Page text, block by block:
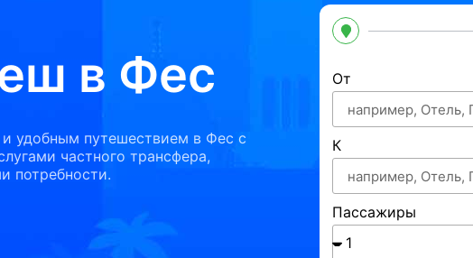
в Фес
удобным путешествием в Фес с
частного трансфера,
потребности.
От
К
Пассажиры